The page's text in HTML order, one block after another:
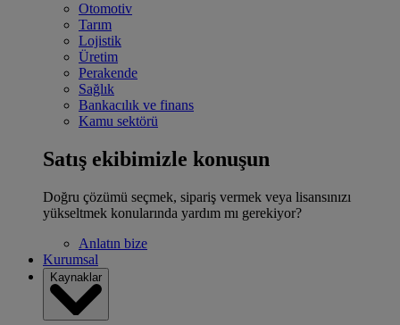
Otomotiv
Tarım
Lojistik
Üretim
Perakende
Sağlık
Bankacılık ve finans
Kamu sektörü
Satış ekibimizle konuşun
Doğru çözümü seçmek, sipariş vermek veya lisansınızı
yükseltmek konularında yardım mı gerekiyor?
Anlatın bize
Kurumsal
Kaynaklar